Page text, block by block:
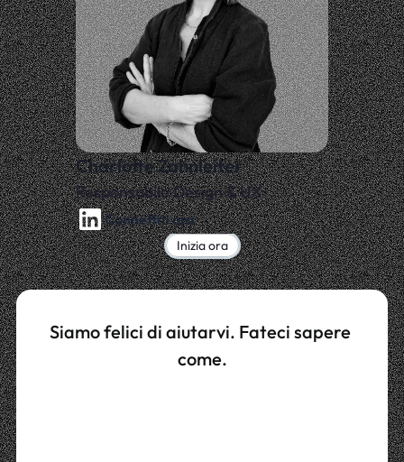
Charlotte Zahnleiter
Responsabile Design & UX
Connettiti ora
Inizia ora
IniziaconCIOSAI!
Siamo felici di aiutarvi. Fateci sapere
come.